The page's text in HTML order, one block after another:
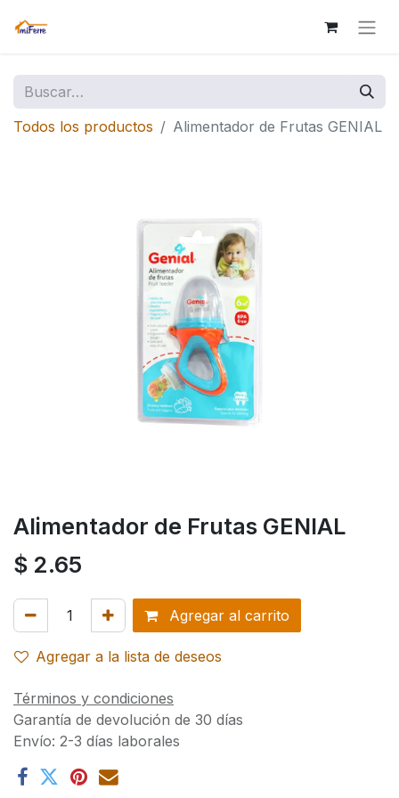
Todos los productos Alimentador de Frutas GENIAL
Alimentador de Frutas GENIAL
$ 2.65
Agregar al carrito
Agregar a la lista de deseos
Términos y condiciones
Garantía de devolución de 30 días
Envío: 2-3 días laborales